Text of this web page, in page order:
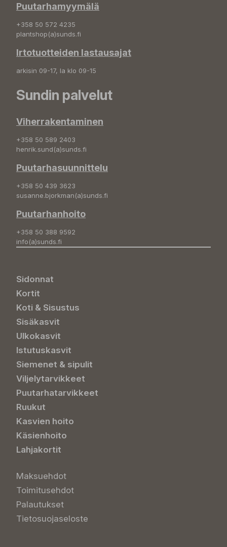
Puutarhamyymälä
+358 50 572 4235
plantshop(a)sunds.fi
Irtotuotteiden lastausajat
arkisin 09-17, la klo 09-15
Sundin palvelut
Viherrakentaminen
+358 50 589 2403
henrik.sund(a)sunds.fi
Puutarhasuunnittelu
+358 50 439 3623
susanne.bjorkman(a)sunds.fi
Puutarhanhoito
+358 50 388 9592
info(a)sunds.fi
Sidonnat
Kortit
Koti & Sisustus
Sisäkasvit
Ulkokasvit
Istutuskasvit
Siemenet & sipulit
Viljelytarvikkeet
Puutarhatarvikkeet
Ruukut
Kasvien hoito
Käsienhoito
Lahjakortit
Maksuehdot
Toimitusehdot
Palautukset
Tietosuojaseloste